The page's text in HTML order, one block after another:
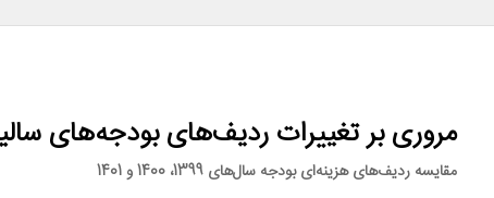
مروری بر تغییرات ردیف‌های بودجه‌های
مقایسه ردیف‌های هزینه‌ای بودجه سال‌های 1399، 1400 و 1401